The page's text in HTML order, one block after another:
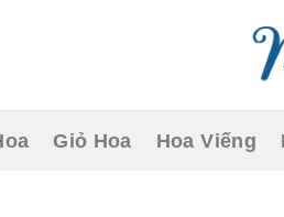
Giỏ Hoa Hoa Viếng